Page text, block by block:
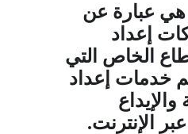
عبارة عن
إعداد
الخاص التي
خدمات إعداد
والإيداع
الإنترنت.